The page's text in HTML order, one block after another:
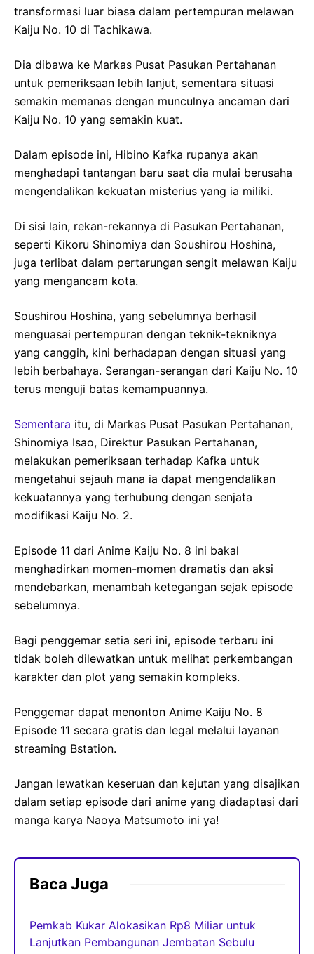
transformasi luar biasa dalam pertempuran melawan
Kaiju No. 10 di Tachikawa.
Dia dibawa ke Markas Pusat Pasukan Pertahanan
untuk pemeriksaan lebih lanjut, sementara situasi
semakin memanas dengan munculnya ancaman dari
Kaiju No. 10 yang semakin kuat.
Dalam episode ini, Hibino Kafka rupanya akan
menghadapi tantangan baru saat dia mulai berusaha
mengendalikan kekuatan misterius yang ia miliki.
Di sisi lain, rekan-rekannya di Pasukan Pertahanan,
seperti Kikoru Shinomiya dan Soushirou Hoshina,
juga terlibat dalam pertarungan sengit melawan Kaiju
yang mengancam kota.
Soushirou Hoshina, yang sebelumnya berhasil
menguasai pertempuran dengan teknik-tekniknya
yang canggih, kini berhadapan dengan situasi yang
lebih berbahaya. Serangan-serangan dari Kaiju No. 10
terus menguji batas kemampuannya.
Sementara itu, di Markas Pusat Pasukan Pertahanan,
Shinomiya Isao, Direktur Pasukan Pertahanan,
melakukan pemeriksaan terhadap Kafka untuk
mengetahui sejauh mana ia dapat mengendalikan
kekuatannya yang terhubung dengan senjata
modifikasi Kaiju No. 2.
Episode 11 dari Anime Kaiju No. 8 ini bakal
menghadirkan momen-momen dramatis dan aksi
mendebarkan, menambah ketegangan sejak episode
sebelumnya.
Bagi penggemar setia seri ini, episode terbaru ini
tidak boleh dilewatkan untuk melihat perkembangan
karakter dan plot yang semakin kompleks.
Penggemar dapat menonton Anime Kaiju No. 8
Episode 11 secara gratis dan legal melalui layanan
streaming Bstation.
Jangan lewatkan keseruan dan kejutan yang disajikan
dalam setiap episode dari anime yang diadaptasi dari
manga karya Naoya Matsumoto ini ya!
Baca Juga
Pemkab Kukar Alokasikan Rp8 Miliar untuk
Lanjutkan Pembangunan Jembatan Sebulu